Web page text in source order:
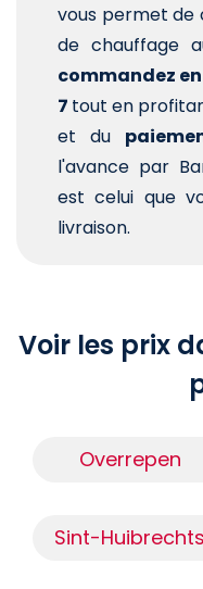
vous permet de
de chauffage
commandez
7 tout en
et du
l'avance par
est celui que
livraison.
Voir les prix
Overrepen
Sint-